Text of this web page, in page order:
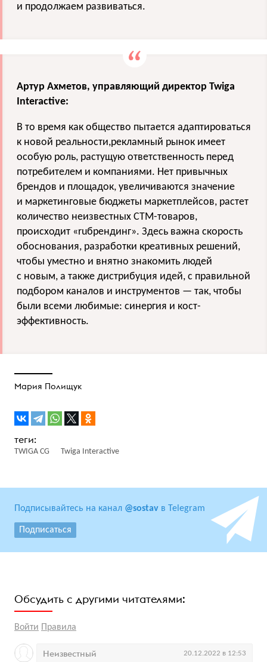
и продолжаем развиваться.
Артур Ахметов, управляющий директор Twiga
Interactive:
В то время как общество пытается адаптироваться
к новой реальности,рекламный рынок имеет
особую роль, растущую ответственность перед
потребителем и компаниями. Нет привычных
брендов и площадок, увеличиваются значение
и маркетинговые бюджеты маркетплейсов, растет
количество неизвестных СТМ-товаров,
происходит «ruбрендинг». Здесь важна скорость
обоснования, разработки креативных решений,
чтобы уместно и внятно знакомить людей
с новым, а также дистрибуция идей, с правильной
подбором каналов и инструментов — так, чтобы
были всеми любимые: синергия и кост-
эффективность.
Мария Полищук
TWIGA CG Twiga Interactive
Подписывайтесь на канал @sostav в Telegram
Подписаться
Обсудить с другими читателями:
Войти Правила
Неизвестный 20.12.2022 в 12:53